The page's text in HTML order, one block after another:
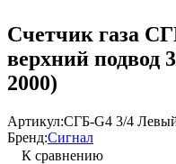
Счетчик газа
верхний подвод
2000)
Артикул:СГБ-G4 3/4
Бренд:Сигнал
К сравнению